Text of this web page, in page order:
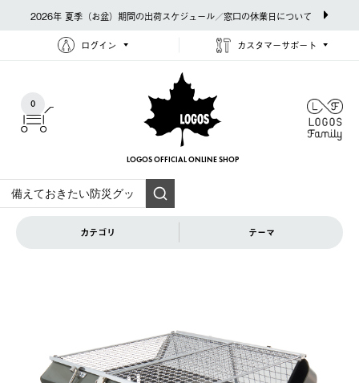
2026年 夏季（お盆）期間の出荷スケジュール／窓口の休業日について
ログイン カスタマーサポート
0
LOGOS OFFICIAL ONLINE SHOP
カテゴリ テーマ